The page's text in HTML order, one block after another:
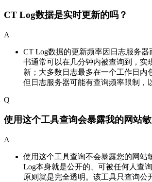
CT Log数据是实时更新的吗？
A
CT Log数据的更新频率因日志服务器
书通常可以在几分钟内被查询到，实
新；大多数日志最多在一个工作日内
但日志服务器可能有查询频率限制，
Q
使用这个工具查询会暴露我的网站
A
使用这个工具查询不会暴露您的网站
Log本身就是公开的、可被任何人查
原则就是完全透明。该工具只查询公